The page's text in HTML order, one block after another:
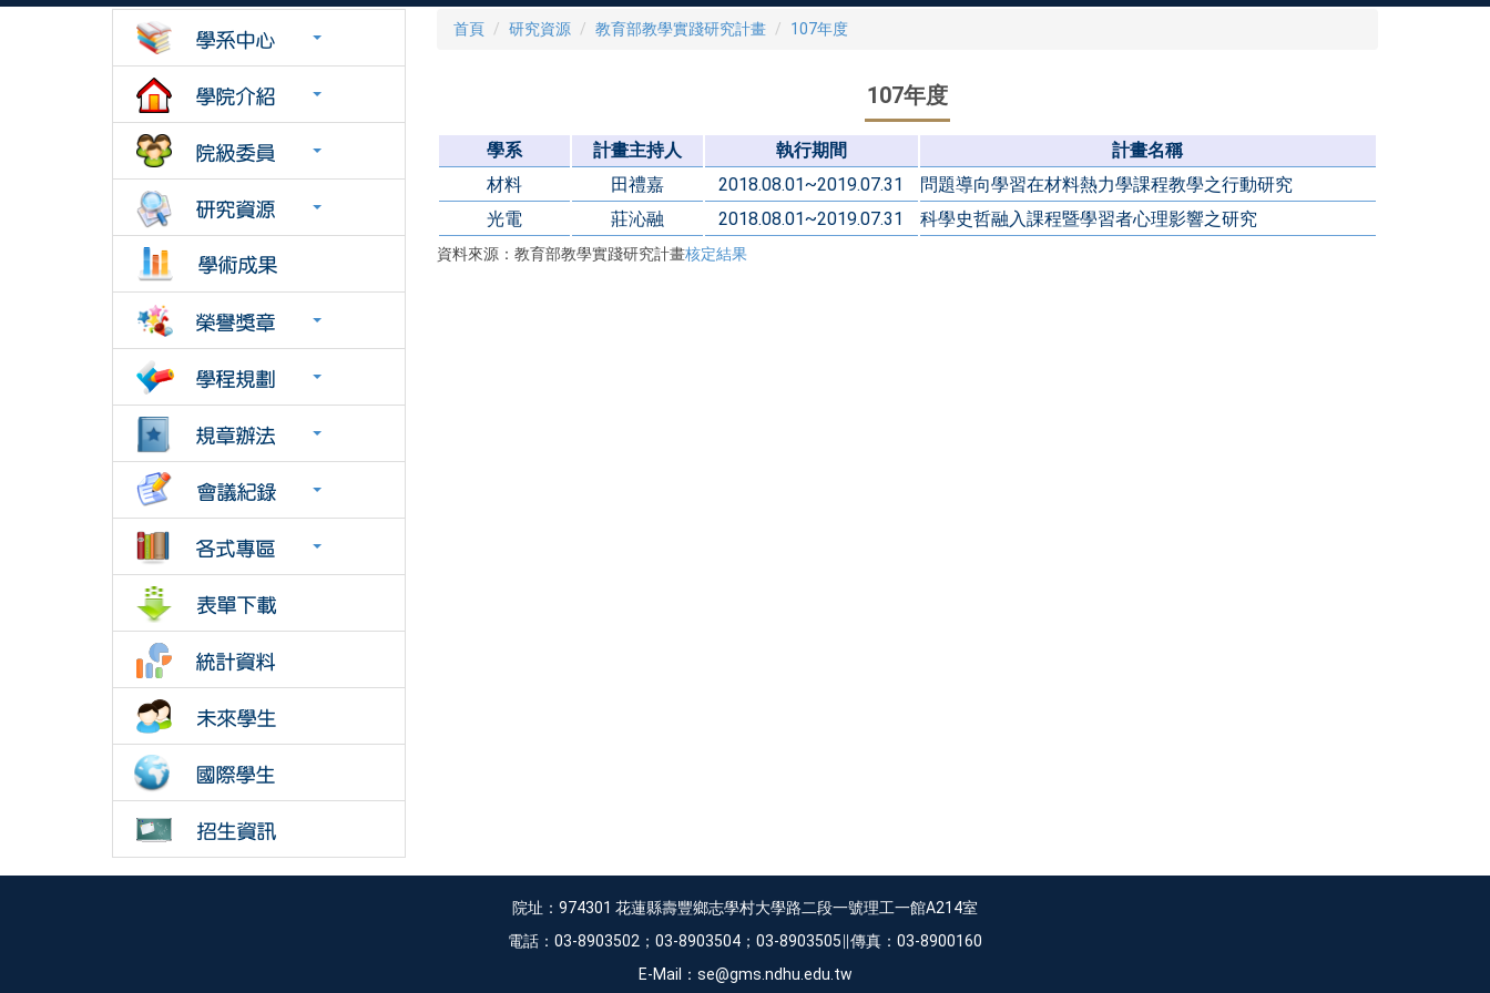
首頁 研究資源 教育部教學實踐研究計畫 107年度
107年度
學系 計畫主持人 執行期間
計畫名稱
材料
田禮嘉 2018.08.01~2019.07.31
問題導向學習在材料熱力學課程教學之行動研究
光電
莊沁融 2018.08.01~2019.07.31 科學史哲融入課程暨學習者心理影響之研究
資料來源：教育部教學實踐研究計畫核定結果
院址：974301 花蓮縣壽豐鄉志學村大學路二段一號理工一館A214室
電話：03-8903502；03-8903504；03-8903505∥傳真：03-8900160
E-Mail：se@gms.ndhu.edu.tw